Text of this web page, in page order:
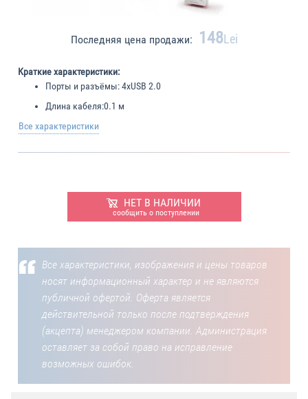
Последняя цена продажи: 148Lei
Краткие характеристики:
Порты и разъёмы:4xUSB 2.0
Длина кабеля:0.1 м
Все характеристики
НЕТ В НАЛИЧИИ
сообщить о поступлении
Все характеристики, изображения и цены товаров
носят информационный характер и не являются
публичной офертой. Оферта является
действительной только после подтверждения
(акцепта) менеджером компании. Администрация
оставляет за собой право на исправление
возможных ошибок.